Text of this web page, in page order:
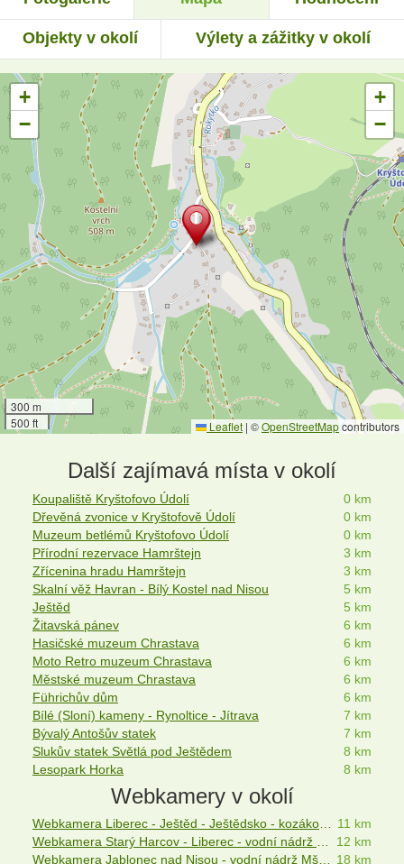
Objekty v okolí Výlety a zážitky v okolí
+
−
+
−
300 m
500 ft
Leaflet | ©OpenStreetMapcontributors
Další zajímavá místa v okolí
Koupaliště Kryštofovo Údolí
0 km
Dřevěná zvonice v Kryštofově Údolí
0 km
Muzeum betlémů Kryštofovo Údolí
0 km
Přírodní rezervace Hamrštejn
3 km
Zřícenina hradu Hamrštejn
3 km
Skalní věž Havran - Bílý Kostel nad Nisou
5 km
Ještěd
5 km
Žitavská pánev
6 km
Hasičské muzeum Chrastava
6 km
Moto Retro muzeum Chrastava
6 km
Městské muzeum Chrastava
6 km
Führichův dům
6 km
Bílé (Sloní) kameny - Rynoltice - Jítrava
7 km
Bývalý Antošův statek
7 km
Slukův statek Světlá pod Ještědem
8 km
Lesopark Horka
8 km
Webkamery v okolí
11 km
12 km
18 km